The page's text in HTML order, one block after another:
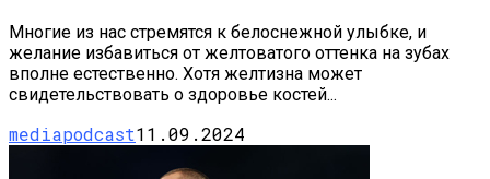
Многие из нас стремятся к белоснежной улыбке, и
желание избавиться от желтоватого оттенка на зубах
вполне естественно. Хотя желтизна может
свидетельствовать о здоровье костей...
mediapodcast11.09.2024